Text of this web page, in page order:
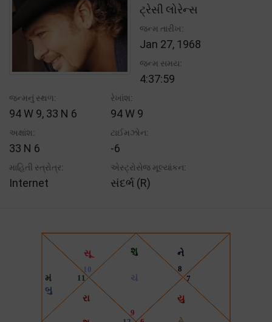
ટ્રેસી લોરેન્સ
જન્મ તારીખ:
Jan 27, 1968
જન્મ સમય:
4:37:59
જન્મનું સ્થળ:
94 W 9, 33 N 6
રેખાંશ:
94 W 9
અક્ષાંશ:
33 N 6
ટાઈમઝોન:
-6
માહિતી સ્ત્રોત્ર:
Internet
એસ્ટ્રોસેજ મૂલ્યાંકન:
સંદર્ભ (R)